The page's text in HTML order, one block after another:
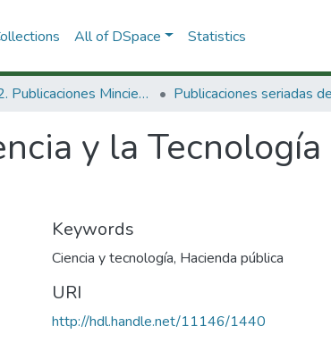
All of DSpace Statistics
3.2.2. Publicaciones Minciencias
y la
Keywords
Ciencia y tecnología, Hacienda pública
URI
http://hdl.handle.net/11146/1440